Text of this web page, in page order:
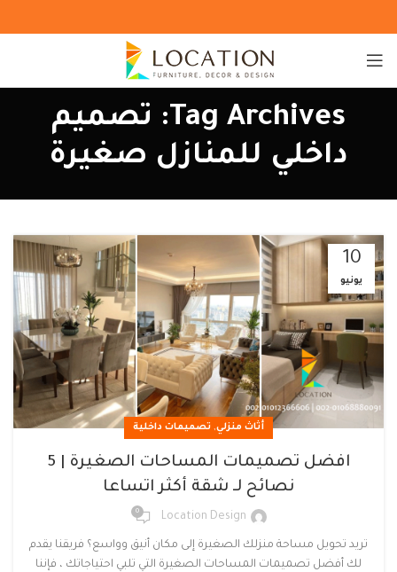
Tag Archives: تصميم
داخلي للمنازل صغيرة
10
يونيو
أثاث منزلي, تصميمات داخلية
افضل تصميمات المساحات الصغيرة | 5
نصائح لـ شقة أكثر اتساعا
Location Design
0
تريد تحويل مساحة منزلك الصغيرة إلى مكان أنيق وواسع؟ فريقنا يقدم
لك أفضل تصميمات المساحات الصغيرة التي تلبي احتياجاتك ، فإننا